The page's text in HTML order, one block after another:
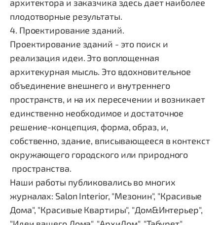
архитектора и заказчика здесь дает наиболее
плодотворные результаты.
4. Проектирование зданий.
Проектирование зданий - это поиск и
реализация идеи. Это воплощенная
архитекурная мысль. Это вдохновительное
объединение внешнего и внутреннего
пространств, и на их пересечении и возникает
единственно необходимое и достаточное
решение-концепция, форма, образ, и,
собственно, здание, вписывающееся в контекст
окружающего городского или природного
пространства.
Наши работы публиковались во многих
журналах: Salon Interior, "Мезонин", "Красивые
Дома", "Красивые Квартиры", "Дом&Интерьер",